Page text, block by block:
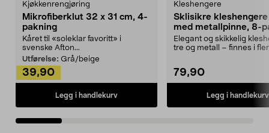
Kjøkkenrengjøring
Mikrofiberklut 32 x 31 cm, 4-
pakning
Kåret til «soleklar favoritt» i
svenske Afton...
Utførelse: Grå/beige
39,90
Legg i handlekurv
Kleshengere
Sklisikre
med metallpinne, 8-
Elegant og skikkelig
tre og metall – finnes i
79,90
Legg i handlekurv